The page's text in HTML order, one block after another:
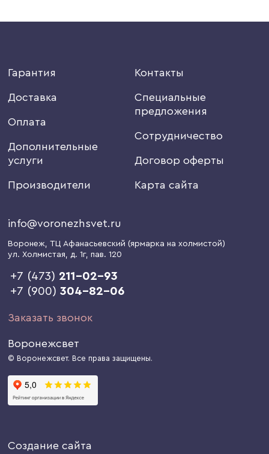
Гарантия
Доставка
Оплата
Дополнительные
услуги
Производители
Контакты
Специальные
предложения
Сотрудничество
Договор оферты
Карта сайта
info@voronezhsvet.ru
Воронеж, ТЦ Афанасьевский (ярмарка на холмистой)
ул. Холмистая, д. 1г, пав. 120
+7 (473) 211-02-93
+7 (900)304-82-06
Заказать звонок
Воронежсвет
© Воронежсвет. Все права защищены.
Создание сайта